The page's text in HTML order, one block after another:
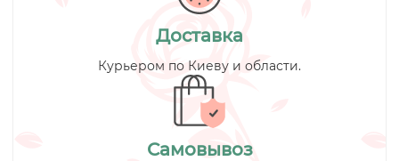
Доставка
Курьером по Киеву и области.
Самовывоз